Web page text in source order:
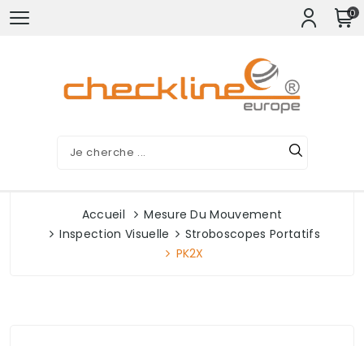
0
Accueil
Mesure Du Mouvement
Inspection Visuelle
Stroboscopes Portatifs
PK2X